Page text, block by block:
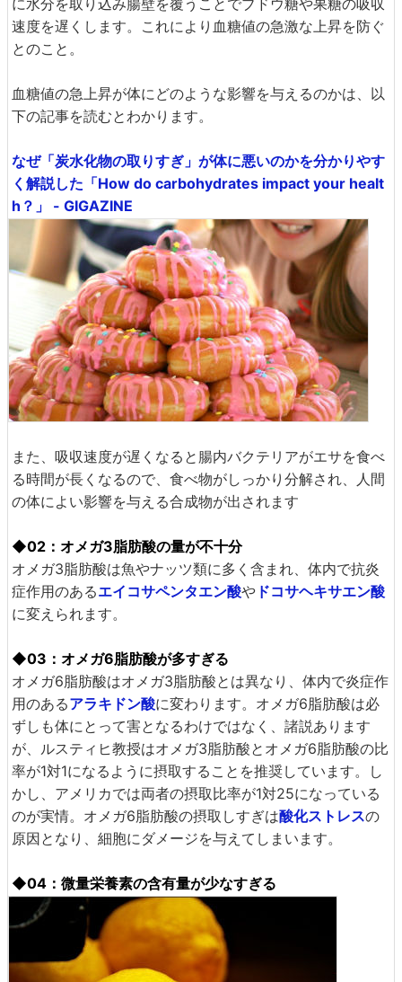
速度を遅くします。これにより血糖値の急激な上昇を防ぐ
とのこと。
血糖値の急上昇が体にどのような影響を与えるのかは、以
下の記事を読むとわかります。
なぜ「炭水化物の取りすぎ」が体に悪いのかを分かりやす
く解説した「How do carbohydrates impact your healt
h？」 - GIGAZINE
また、吸収速度が遅くなると腸内バクテリアがエサを食べ
る時間が長くなるので、食べ物がしっかり分解され、人間
の体によい影響を与える合成物が出されます
◆02：オメガ3脂肪酸の量が不十分
オメガ3脂肪酸は魚やナッツ類に多く含まれ、体内で抗炎
症作用のあるエイコサペンタエン酸や ドコサヘキサエン酸
に変えられます。
◆03：オメガ6脂肪酸が多すぎる
オメガ6脂肪酸はオメガ3脂肪酸とは異なり、体内で炎症作
用のあるアラキドン酸に変わります。オメガ6脂肪酸は必
ずしも体にとって害となるわけではなく、諸説あります
が、ルスティヒ教授はオメガ3脂肪酸とオメガ6脂肪酸の比
率が1対1になるように摂取することを推奨しています。し
かし、アメリカでは両者の摂取比率が1対25になっている
のが実情。オメガ6脂肪酸の摂取しすぎは酸化ストレスの
原因となり、細胞にダメージを与えてしまいます。
◆04：微量栄養素の含有量が少なすぎる